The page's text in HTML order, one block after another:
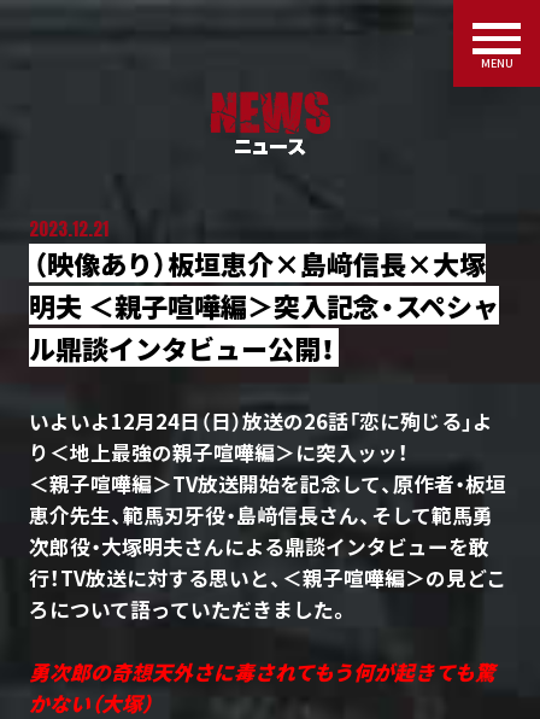
MENU
2023.12.21
（映像あり）板垣恵介×島﨑信長×大塚
明夫 ＜親子喧嘩編＞突入記念・スペシャ
ル鼎談インタビュー公開！
いよいよ12月24日（日）放送の26話「恋に殉じる」よ
り＜地上最強の親子喧嘩編＞に突入ッッ！
＜親子喧嘩編＞TV放送開始を記念して、原作者・板垣
恵介先生、範馬刃牙役・島﨑信長さん、そして範馬勇
次郎役・大塚明夫さんによる鼎談インタビューを敢
行！TV放送に対する思いと、＜親子喧嘩編＞の見どこ
ろについて語っていただきました。
勇次郎の奇想天外さに毒されてもう何が起きても驚
かない（大塚）